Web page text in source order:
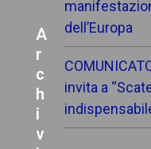
dell’Europa
invita a
A
r
c
h
i
v